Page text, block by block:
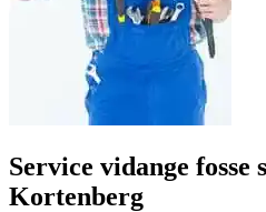
Service vidange fosse
Kortenberg